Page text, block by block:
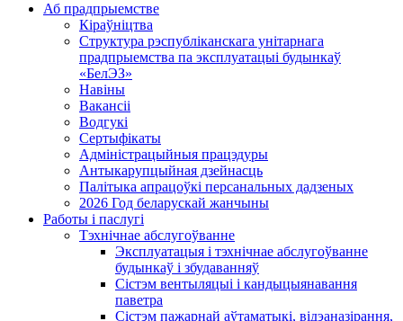
Аб прадпрыемстве
Кіраўніцтва
Структура рэспубліканскага унітарнага
прадпрыемства па эксплуатацыі будынкаў
«БелЭЗ»
Навіны
Вакансіі
Водгукі
Сертыфікаты
Адміністрацыйныя працэдуры
Антыкарупцыйная дзейнасць
Палітыка апрацоўкі персанальных дадзеных
2026 Год беларускай жанчыны
Работы і паслугі
Тэхнічнае абслугоўванне
Эксплуатацыя і тэхнічнае абслугоўванне
будынкаў і збудаванняў
Сістэм вентыляцыі і кандыцыянавання
паветра
Сістэм пажарнай аўтаматыкі, відэаназірання,